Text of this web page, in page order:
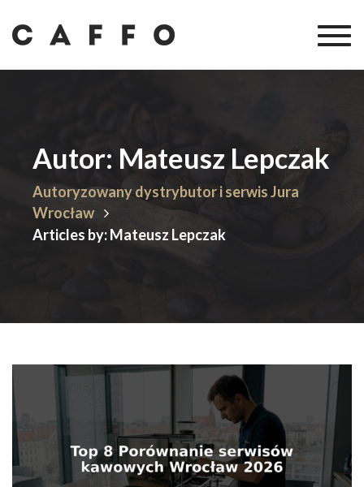
Autor: Mateusz Lepczak
Autoryzowany dystrybutor i serwis Jura
Wrocław
Articles by: Mateusz Lepczak